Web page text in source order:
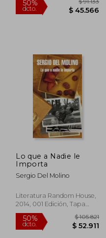
40%
$ 53.909
Lo que a Nadie le
Importa
Sergio Del Molino
Literatura Random House,
2014, 001 Edición, Tapa
Blanda, Nuevo